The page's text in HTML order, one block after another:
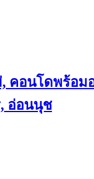
คอนโดพร้อ
อ่อนนุช